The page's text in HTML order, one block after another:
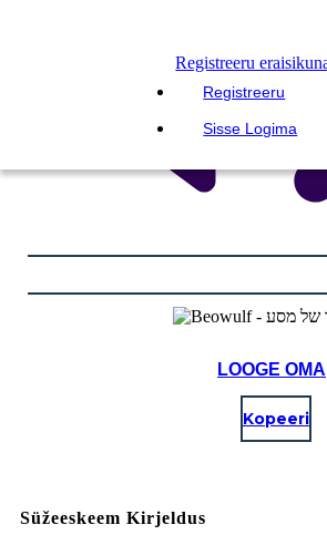
Registreeru
Registreeru
Sisse Logima
LOOGE OMA
Kopeeri
Süžeeskeem Kirjeldus